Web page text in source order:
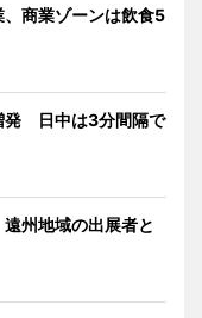
商業ゾーンは飲食5
発 日中は3分間隔で
州地域の出展者と